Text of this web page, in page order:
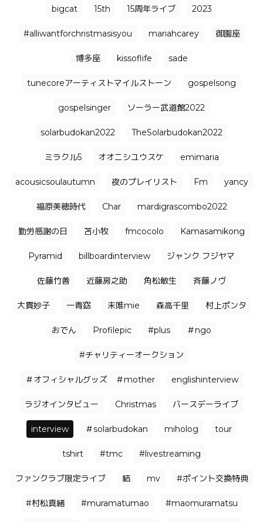
bigcat 15th 15周年ライブ 2023
#alliwantforchristmasisyou mariahcarey 御園座
博多座 kissoflife sade
tunecoreアーティストマイルストーン gospelsong
gospelsinger ソーラー武道館2022
solarbudokan2022 TheSolarbudokan2022
ミラクル5 オオニシユウスケ emimaria
acousicsoulautumn 夜のプレイリスト Fm yancy
福原美穂時代 Char mardigrascombo2022
勤労感謝の日 苫小牧 fmcocolo Kamasamikong
Pyramid billboardinterview ジャンク フジヤマ
佐藤竹善 近藤房之助 角松敏生 ⻫藤ノヴ
大貫妙子 一青窈 未唯mie 森高千里 村上ポンタ
おでん Profilepic #plus ＃ngo
#チャリティーオークション
＃オフィシャルグッズ ＃mother englishinterview
ラジオインタビュー Christmas バースデーライブ
interview ＃solarbudokan miholog tour
tshirt #tmc #livestreaming
ファンクラブ限定ライブ 結 mv #ポイント交換特典
#村松真緒 #muramatumao #maomuramatsu